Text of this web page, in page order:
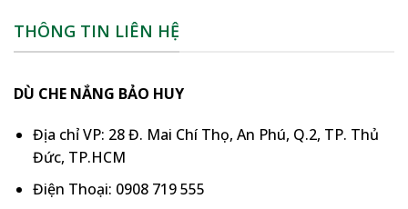
THÔNG TIN LIÊN HỆ
DÙ CHE NẮNG BẢO HUY
Địa chỉ VP: 28 Đ. Mai Chí Thọ, An Phú, Q.2, TP. Thủ
Đức, TP.HCM
Điện Thoại: 0908 719 555